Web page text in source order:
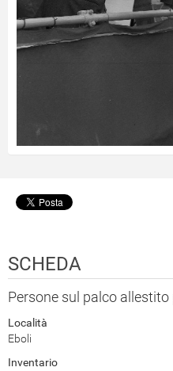
SCHEDA
Persone sul palco
Località
Eboli
Inventario